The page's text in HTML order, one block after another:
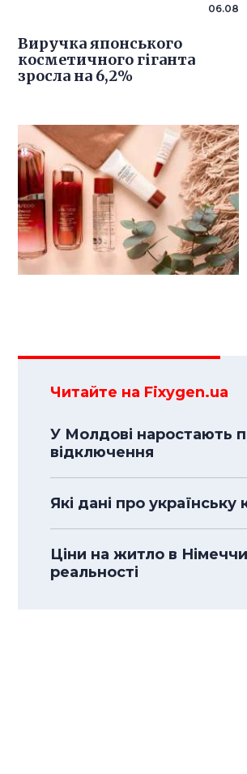
06.08
Виручка японського
косметичного гіганта
зросла на 6,2%
Читайте на Fixygen.ua
У Молдові наростають
відключення
Які дані про
Ціни на житло в
реальності